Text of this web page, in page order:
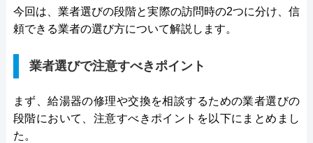
今回は、業者選びの段階と実際の訪問時の2つに分け、信
頼できる業者の選び方について解説します。
業者選びで注意すべきポイント
まず、給湯器の修理や交換を相談するための業者選びの
段階において、注意すべきポイントを以下にまとめまし
た。